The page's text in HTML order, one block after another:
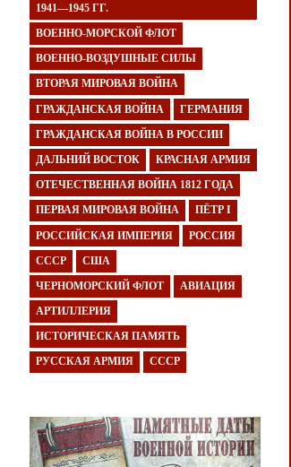
1941—1945 ГГ.
ВОЕННО-МОРСКОЙ ФЛОТ
ВОЕННО-ВОЗДУШНЫЕ СИЛЫ
ВТОРАЯ МИРОВАЯ ВОЙНА
ГРАЖДАНСКАЯ ВОЙНА ГЕРМАНИЯ
ГРАЖДАНСКАЯ ВОЙНА В РОССИИ
ДАЛЬНИЙ ВОСТОК КРАСНАЯ АРМИЯ
ОТЕЧЕСТВЕННАЯ ВОЙНА 1812 ГОДА
ПЕРВАЯ МИРОВАЯ ВОЙНА ПЁТР I
РОССИЙСКАЯ ИМПЕРИЯ РОССИЯ
СССР США
ЧЕРНОМОРСКИЙ ФЛОТ АВИАЦИЯ
АРТИЛЛЕРИЯ
ИСТОРИЧЕСКАЯ ПАМЯТЬ
РУССКАЯ АРМИЯ СССР